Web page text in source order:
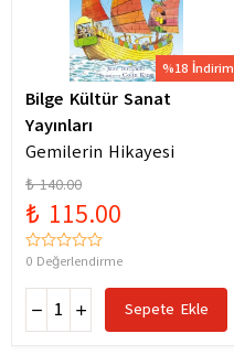
%18 İndirim
Bilge Kültür Sanat
Yayınları
Gemilerin Hikayesi
₺ 140.00
₺ 115.00
0 Değerlendirme
Sepete Ekle